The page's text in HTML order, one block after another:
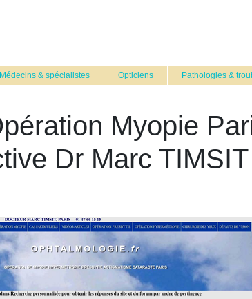
Médecins & spécialistes Opticiens Pathologies &
Myopie
Dr Marc TIMSIT